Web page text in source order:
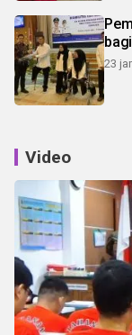
23
Video